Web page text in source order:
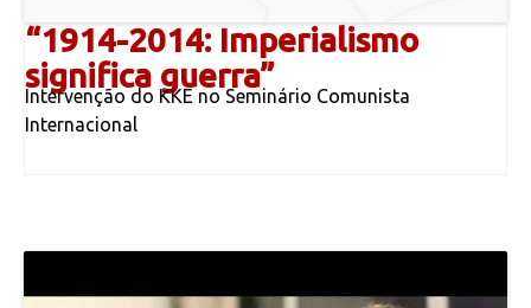
“1914-2014: Imperialismo
significa guerra”
Intervenção do KKE no Seminário Comunista
Internacional